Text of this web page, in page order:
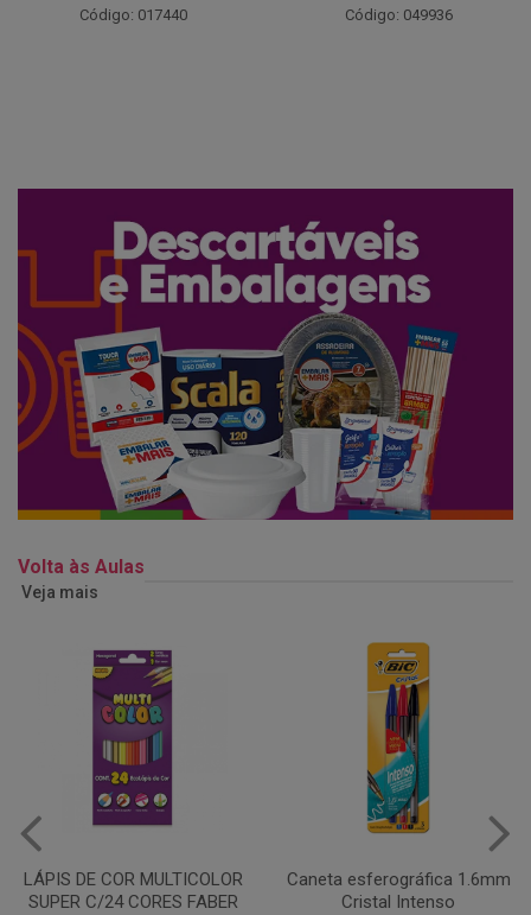
Código: 049936 Código: 062469
Volta às Aulas
Veja mais
Caneta esferográfica 1.6mm
Cristal Intenso
COLA EM BASTÃO 40G - LEO
& LEO